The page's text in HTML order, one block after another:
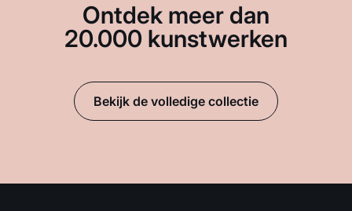
Ontdek meer dan
20.000 kunstwerken
Bekijk de volledige collectie